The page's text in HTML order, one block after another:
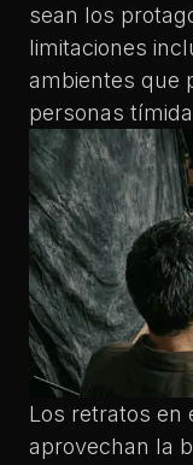
sean los
limitaciones
ambientes que
personas
Los retratos en
aprovechan la